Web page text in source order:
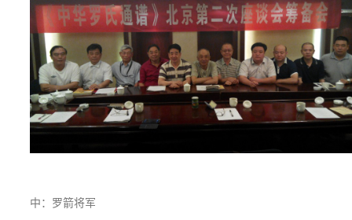
中：罗箭将军